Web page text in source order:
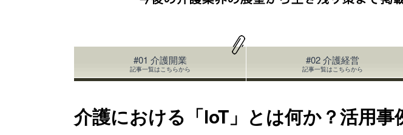
#01 介護開業
記事一覧はこちらから
#02 介護経営
記事一覧はこちらから
介護における「loT」とは何か？活用